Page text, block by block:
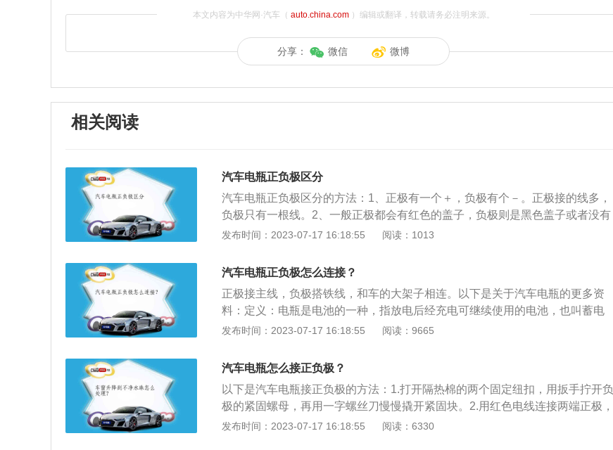
本文内容为中华网·汽车（ auto.china.com）编辑或翻译，转载请务必注明来源。
分享： 微信 微博
相关阅读
汽车电瓶正负极区分
汽车电瓶正负极区分的方法：1、正极有一个＋，负极有个－。正极接的线多，
负极只有一根线。2、一般正极都会有红色的盖子，负极则是黑色盖子或者没有
盖子。电瓶是汽车上比较重要的部件之一，在没有启动发动机时电瓶负责为全车
的电耗光。2、避免车辆长时间停放，汽车的蓄电池在很长时间不使用的时候，
就会自己慢慢的放电，直到报废为止，所以每隔一段时间就启动汽车一次，给蓄
电池充电。
发布时间：2023-07-17 16:18:55 阅读：1013
汽车电瓶正负极怎么连接？
正极接主线，负极搭铁线，和车的大架子相连。以下是关于汽车电瓶的更多资
料：定义：电瓶是电池的一种，指放电后经充电可继续使用的电池，也叫蓄电
池。主要用途：（1）起动型蓄电池：主要用于汽车、摩托车、拖拉机、柴油机
保护、自动控制的备用电源。（3）铁路用蓄电池：主要用于铁路内燃机车、电
力机车、客车起动、照明之动力。
发布时间：2023-07-17 16:18:55 阅读：9665
汽车电瓶怎么接正负极？
以下是汽车电瓶接正负极的方法：1.打开隔热棉的两个固定纽扣，用扳手拧开负
极的紧固螺母，再用一字螺丝刀慢慢撬开紧固块。2.用红色电线连接两端正极，
再用黑色电线连接两端负极就。以下是相关资料：1.如自动挡绿灯亮起即已充
发布时间：2023-07-17 16:18:55 阅读：6330